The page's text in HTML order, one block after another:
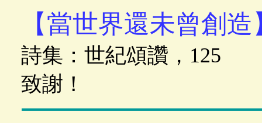
【當世界還未曾創造
詩集：世紀頌讚，
致謝！